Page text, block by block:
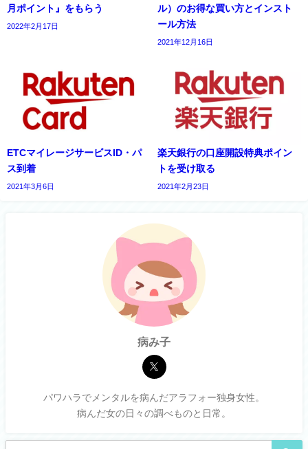
月ポイント』をもらう
2022年2月17日
ル）のお得な買い方とインスト
ール方法
2021年12月16日
ETCマイレージサービスID・パ
ス到着
2021年3月6日
楽天銀行の口座開設特典ポイン
トを受け取る
2021年2月23日
病み子
パワハラでメンタルを病んだアラフォー独身女性。
病んだ女の日々の調べものと日常。